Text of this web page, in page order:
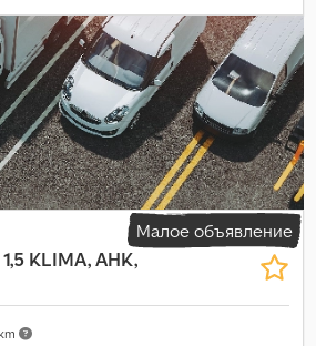
010 мм, высота грузового отсека:1 895
руля, кондиционер, круиз-
раздвижная дверь, сажевый
замок, электронная программа
Малое объявление
KLIMA, AHK,